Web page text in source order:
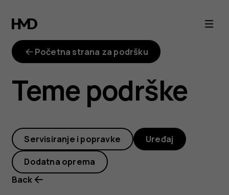
Kako
mogu
da
opsečem
fotografiju
izvršim
Početna strana za podršku
Teme podrške
Servisiranje i popravke Uređaj
Dodatna oprema
Back